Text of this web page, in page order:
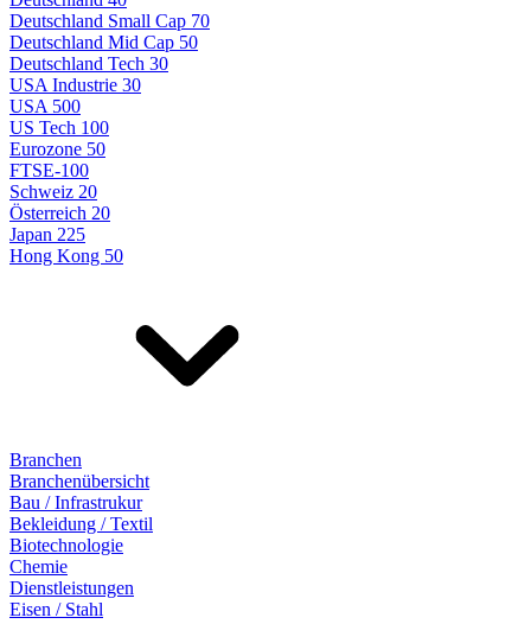
Deutschland Small Cap 70
Deutschland Mid Cap 50
Deutschland Tech 30
USA Industrie 30
USA 500
US Tech 100
Eurozone 50
FTSE-100
Schweiz 20
Österreich 20
Japan 225
Hong Kong 50
Branchen
Branchenübersicht
Bau / Infrastrukur
Bekleidung / Textil
Biotechnologie
Chemie
Dienstleistungen
Eisen / Stahl